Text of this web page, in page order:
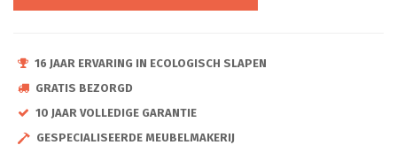
16 JAAR ERVARING IN ECOLOGISCH SLAPEN
GRATIS BEZORGD
10 JAAR VOLLEDIGE GARANTIE
GESPECIALISEERDE MEUBELMAKERIJ